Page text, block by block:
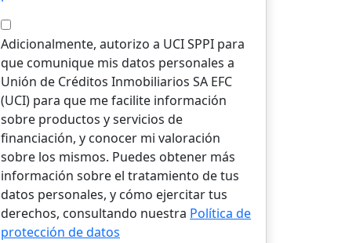
Adicionalmente, autorizo a UCI SPPI para
que comunique mis datos personales a
Unión de Créditos Inmobiliarios SA EFC
(UCI) para que me facilite información
sobre productos y servicios de
financiación, y conocer mi valoración
sobre los mismos. Puedes obtener más
información sobre el tratamiento de tus
datos personales, y cómo ejercitar tus
derechos, consultando nuestra Política de
protección de datos